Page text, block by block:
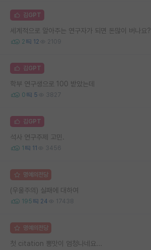
김GPT
세계적으로 알아주는 연구자가 되면 돈많이 버나요?
2 12 2109
김GPT
학부 연구생으로 100 받았는데
0 5 3827
김GPT
석사 연구주제 고민.
1 11 3456
명예의전당
(우울주의) 실패에 대하여
195 24 17438
명예의전당
첫 citation 뽕맛이 엄청나네요...